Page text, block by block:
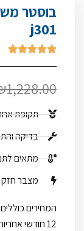
j301





1,228.00
תקופת אחריות:
בדיקה
מתאים
מצבר חזק
המחירים
12 חודשי אחריות